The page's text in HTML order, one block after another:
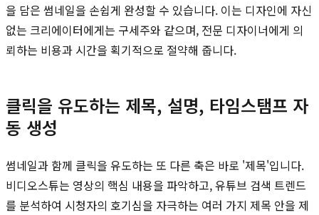
을 담은 썸네일을 손쉽게 완성할 수 있습니다. 이는 디자인에 자신
없는 크리에이터에게는 구세주와 같으며, 전문 디자이너에게 의
뢰하는 비용과 시간을 획기적으로 절약해 줍니다.
클릭을 유도하는 제목, 설명, 타임스탬프 자
동 생성
썸네일과 함께 클릭을 유도하는 또 다른 축은 바로 '제목'입니다.
비디오스튜는 영상의 핵심 내용을 파악하고, 유튜브 검색 트렌드
를 분석하여 시청자의 호기심을 자극하는 여러 가지 제목 안을 제